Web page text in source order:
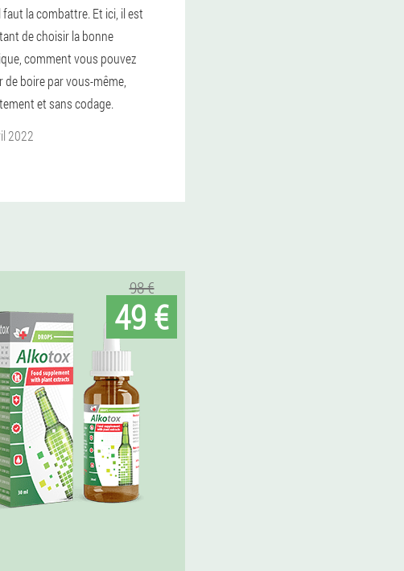
faut la combattre. Et ici, il est
de choisir la bonne
comment vous pouvez
de boire par vous-même,
et sans codage.
2022
98 €
49 €